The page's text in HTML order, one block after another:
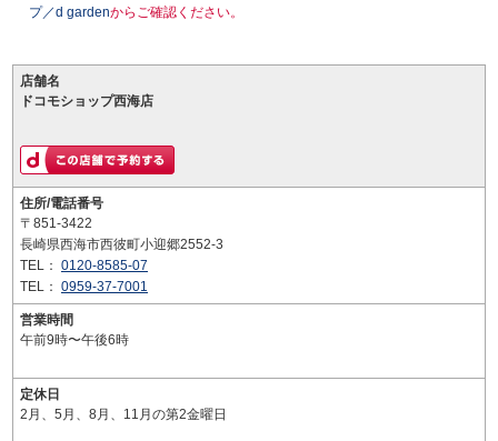
プ／d gardenからご確認ください。
店舗名
ドコモショップ西海店
住所/電話番号
〒851-3422
長崎県西海市西彼町小迎郷2552-3
TEL： 0120-8585-07
TEL： 0959-37-7001
営業時間
午前9時〜午後6時
定休日
2月、5月、8月、11月の第2金曜日